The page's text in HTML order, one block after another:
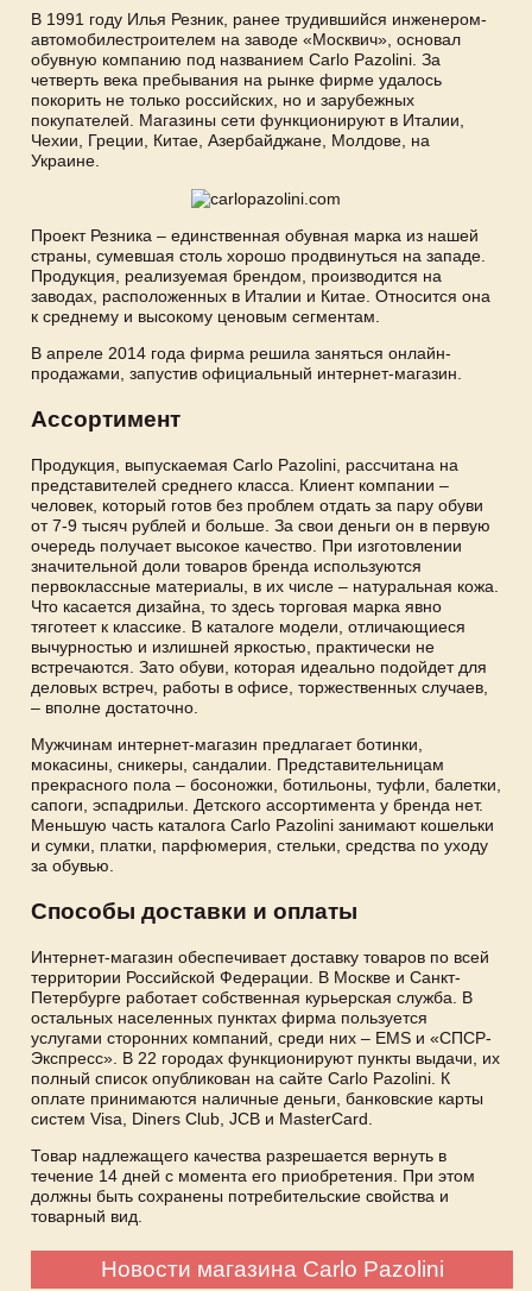
В 1991 году Илья Резник, ранее трудившийся инженером-
автомобилестроителем на заводе «Москвич», основал
обувную компанию под названием Carlo Pazolini. За
четверть века пребывания на рынке фирме удалось
покорить не только российских, но и зарубежных
покупателей. Магазины сети функционируют в Италии,
Чехии, Греции, Китае, Азербайджане, Молдове, на
Украине.
Проект Резника – единственная обувная марка из нашей
страны, сумевшая столь хорошо продвинуться на западе.
Продукция, реализуемая брендом, производится на
заводах, расположенных в Италии и Китае. Относится она
к среднему и высокому ценовым сегментам.
В апреле 2014 года фирма решила заняться онлайн-
продажами, запустив официальный интернет-магазин.
Ассортимент
Продукция, выпускаемая Carlo Pazolini, рассчитана на
представителей среднего класса. Клиент компании –
человек, который готов без проблем отдать за пару обуви
от 7-9 тысяч рублей и больше. За свои деньги он в первую
очередь получает высокое качество. При изготовлении
значительной доли товаров бренда используются
первоклассные материалы, в их числе – натуральная кожа.
Что касается дизайна, то здесь торговая марка явно
тяготеет к классике. В каталоге модели, отличающиеся
вычурностью и излишней яркостью, практически не
встречаются. Зато обуви, которая идеально подойдет для
деловых встреч, работы в офисе, торжественных случаев,
– вполне достаточно.
Мужчинам интернет-магазин предлагает ботинки,
мокасины, сникеры, сандалии. Представительницам
прекрасного пола – босоножки, ботильоны, туфли, балетки,
сапоги, эспадрильи. Детского ассортимента у бренда нет.
Меньшую часть каталога Carlo Pazolini занимают кошельки
и сумки, платки, парфюмерия, стельки, средства по уходу
за обувью.
Способы доставки и оплаты
Интернет-магазин обеспечивает доставку товаров по всей
территории Российской Федерации. В Москве и Санкт-
Петербурге работает собственная курьерская служба. В
остальных населенных пунктах фирма пользуется
услугами сторонних компаний, среди них – EMS и «СПСР-
Экспресс». В 22 городах функционируют пункты выдачи, их
полный список опубликован на сайте Carlo Pazolini. К
оплате принимаются наличные деньги, банковские карты
систем Visa, Diners Club, JCB и MasterCard.
Товар надлежащего качества разрешается вернуть в
течение 14 дней с момента его приобретения. При этом
должны быть сохранены потребительские свойства и
товарный вид.
Новости магазина Carlo Pazolini